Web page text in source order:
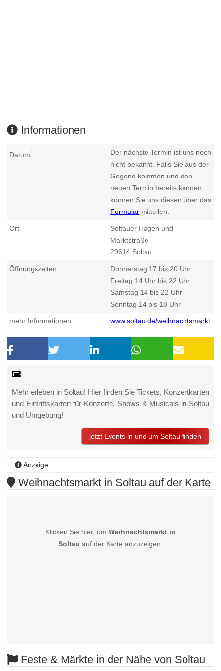
Informationen
Datum1
Der nächste Termin ist uns noch
nicht bekannt. Falls Sie aus der
Gegend kommen und den
neuen Termin bereits kennen,
können Sie uns diesen über das
Formular mitteilen.
Ort
Soltauer Hagen und
Marktstraße
29614 Soltau
Öffnungszeiten
Donnerstag 17 bis 20 Uhr
Freitag 14 Uhr bis 22 Uhr
Samstag 14 bis 22 Uhr
Sonntag 14 bis 18 Uhr
mehr Informationen www.soltau.de/weihnachtsmarkt
Mehr erleben in Soltau! Hier finden Sie Tickets, Konzertkarten
und Eintrittskarten für Konzerte, Shows & Musicals in Soltau
und Umgebung!
jetzt Events in und um Soltau finden
Anzeige
Weihnachtsmarkt in Soltau auf der Karte
Klicken Sie hier, um Weihnachtsmarkt in
Soltau auf der Karte anzuzeigen.
Feste & Märkte in der Nähe von Soltau